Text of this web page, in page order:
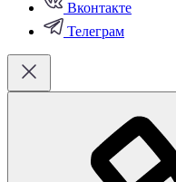
Вконтакте
Телеграм